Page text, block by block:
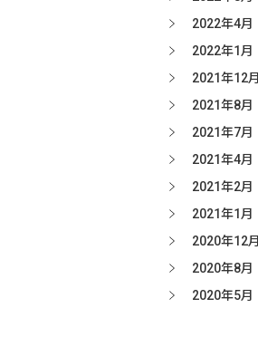
2022年4月
2022年1月
2021年12月
2021年8月
2021年7月
2021年4月
2021年2月
2021年1月
2020年12月
2020年8月
2020年5月